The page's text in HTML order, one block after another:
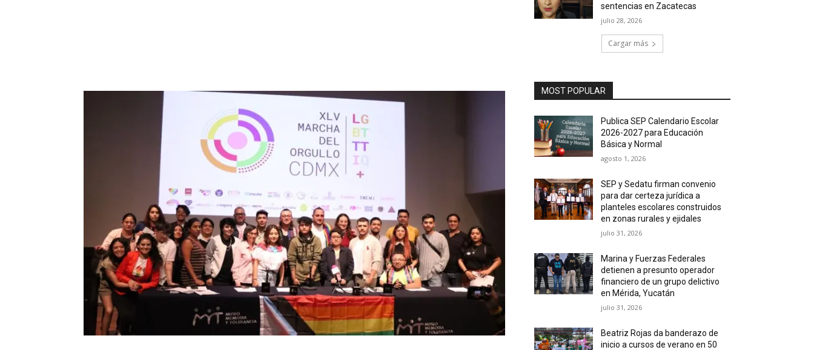
sentencias en Zacatecas
julio 28, 2026
Cargar más
MOST POPULAR
Publica SEP Calendario Escolar
2026-2027 para Educación
Básica y Normal
agosto 1, 2026
SEP y Sedatu firman convenio
para dar certeza jurídica a
planteles escolares construidos
en zonas rurales y ejidales
julio 31, 2026
Marina y Fuerzas Federales
detienen a presunto operador
financiero de un grupo delictivo
en Mérida, Yucatán
julio 31, 2026
Beatriz Rojas da banderazo de
inicio a cursos de verano en 50